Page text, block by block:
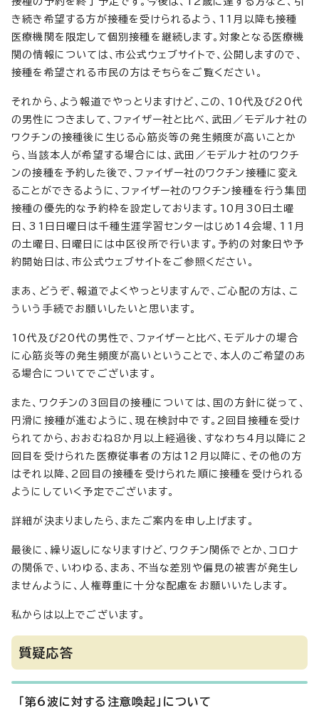
き続き希望する方が接種を受けられるよう、11月以降も接種
医療機関を限定して個別接種を継続します。対象となる医療機
関の情報については、市公式ウェブサイトで、公開しますので、
接種を希望される市民の方はそちらをご覧ください。
それから、よう報道でやっとりますけど、この、10代及び20代
の男性につきまして、ファイザー社と比べ、武田／モデルナ社の
ワクチンの接種後に生じる心筋炎等の発生頻度が高いことか
ら、当該本人が希望する場合には、武田／モデルナ社のワクチ
ンの接種を予約した後で、ファイザー社のワクチン接種に変え
ることができるように、ファイザー社のワクチン接種を行う集団
接種の優先的な予約枠を設定しております。10月30日土曜
日、31日日曜日は千種生涯学習センターはじめ14会場、11月
の土曜日、日曜日には中区役所で行います。予約の対象日や予
約開始日は、市公式ウェブサイトをご参照ください。
まあ、どうぞ、報道でよくやっとりますんで、ご心配の方は、こ
ういう手続でお願いしたいと思います。
10代及び20代の男性で、ファイザーと比べ、モデルナの場合
に心筋炎等の発生頻度が高いということで、本人のご希望のあ
る場合についてでございます。
また、ワクチンの3回目の接種については、国の方針に従って、
円滑に接種が進むように、現在検討中です。2回目接種を受け
られてから、おおむね8か月以上経過後、すなわち4月以降に2
回目を受けられた医療従事者の方は12月以降に、その他の方
はそれ以降、2回目の接種を受けられた順に接種を受けられる
ようにしていく予定でございます。
詳細が決まりましたら、またご案内を申し上げます。
最後に、繰り返しになりますけど、ワクチン関係でとか、コロナ
の関係で、いわゆる、まあ、不当な差別や偏見の被害が発生し
ませんように、人権尊重に十分な配慮をお願いいたします。
私からは以上でございます。
質疑応答
「第6波に対する注意喚起」について